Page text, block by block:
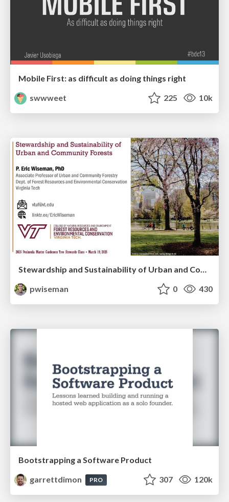
Mobile First: as difficult as doing things right
swwweet
225 10k
Stewardship and Sustainability of Urban and Community Forests
pwiseman
0 430
Bootstrapping a Software Product
garrettdimon
PRO 307 120k